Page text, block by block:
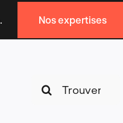
Nos expertises